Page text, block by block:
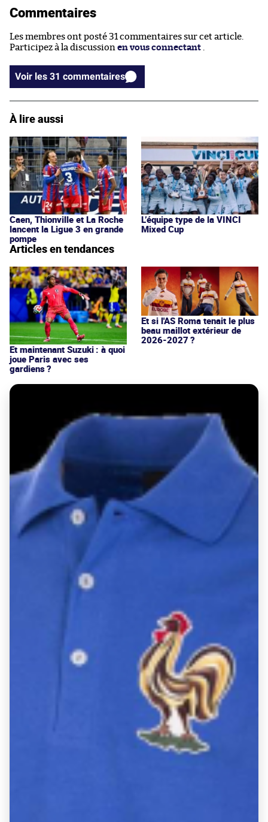
Commentaires
Les membres ont posté 31 commentaires sur cet article.
Participez à la discussion en vous connectant
Voir les 31 commentaires
À lire aussi
Caen, Thionville et La Roche
lancent la Ligue 3 en grande
pompe
L’équipe type de la VINCI
Mixed Cup
Articles en tendances
Et maintenant Suzuki : à quoi
joue Paris avec ses
gardiens ?
Et si l'AS Roma tenait le plus
beau maillot extérieur de
2026-2027 ?